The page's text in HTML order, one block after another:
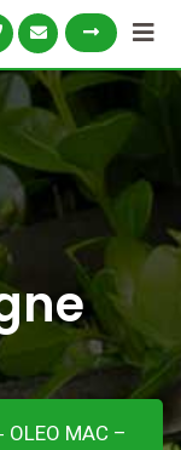
- OLEO MAC –